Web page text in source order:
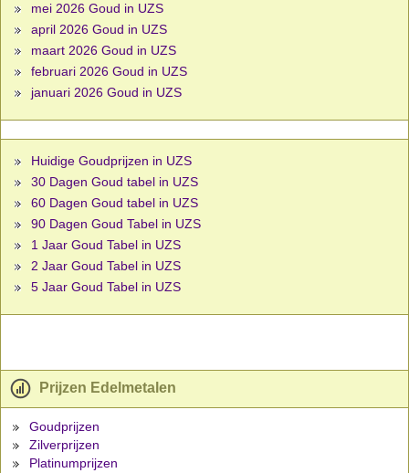
mei 2026 Goud in UZS
april 2026 Goud in UZS
maart 2026 Goud in UZS
februari 2026 Goud in UZS
januari 2026 Goud in UZS
Huidige Goudprijzen in UZS
30 Dagen Goud tabel in UZS
60 Dagen Goud tabel in UZS
90 Dagen Goud Tabel in UZS
1 Jaar Goud Tabel in UZS
2 Jaar Goud Tabel in UZS
5 Jaar Goud Tabel in UZS
Prijzen Edelmetalen
Goudprijzen
Zilverprijzen
Platinumprijzen